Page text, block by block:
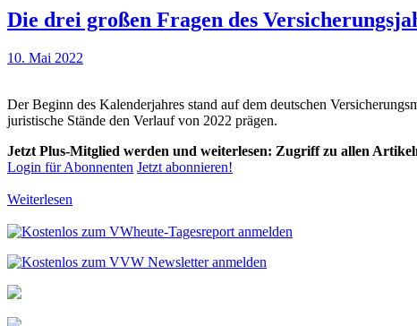
Die drei großen Fragen des
10. Mai 2022
Der Beginn des Kalenderjahres stand auf dem deutschen
juristische Stände den Verlauf von 2022 prägen.
Jetzt Plus-Mitglied werden und weiterlesen: Zugriff zu allen
Login für Abonnenten Jetzt abonnieren!
Weiterlesen